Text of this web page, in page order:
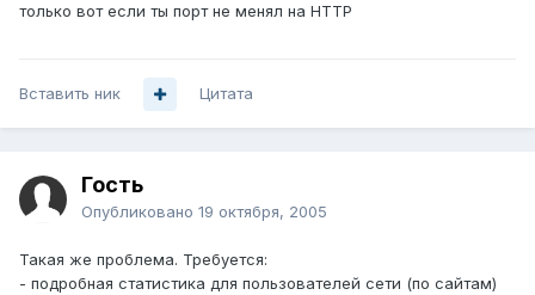
только вот если ты порт не менял на НТТР
Вставить ник Цитата
Гость
Опубликовано 19 октября, 2005
Такая же проблема. Требуется:
- подробная статистика для пользователей сети (по сайтам)